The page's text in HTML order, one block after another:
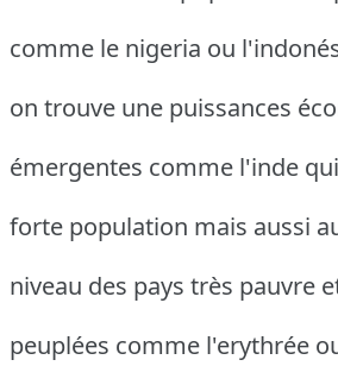
comme le nigeria ou
on trouve une puissances
émergentes comme l'inde
forte population mais aussi
niveau des pays très pauvre
peuplées comme l'erythrée